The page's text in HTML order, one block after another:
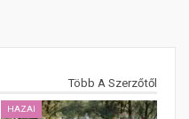
Több A Szerzőtől
HAZAI